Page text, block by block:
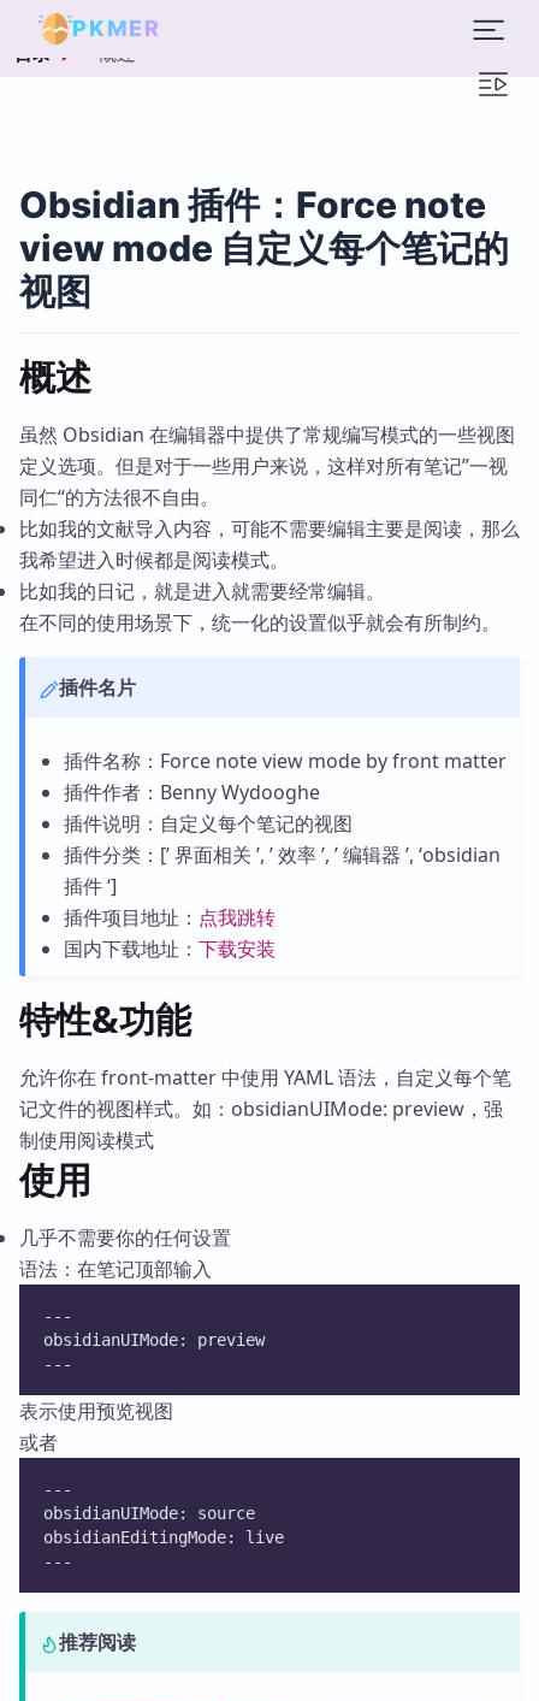
PKMER
目录 概述
Obsidian 插件：Force note
view mode 自定义每个笔记的
视图
概述
虽然 Obsidian 在编辑器中提供了常规编写模式的一些视图
定义选项。但是对于一些用户来说，这样对所有笔记”一视
同仁“的方法很不自由。
比如我的文献导入内容，可能不需要编辑主要是阅读，那么
我希望进入时候都是阅读模式。
比如我的日记，就是进入就需要经常编辑。
在不同的使用场景下，统一化的设置似乎就会有所制约。
插件名片
插件名称：Force note view mode by front matter
插件作者：Benny Wydooghe
插件说明：自定义每个笔记的视图
插件分类：[’ 界面相关 ’, ’ 效率 ’, ’ 编辑器 ’, ‘obsidian
插件 ‘]
插件项目地址： 点我跳转
国内下载地址： 下载安装
特性&功能
允许你在 front-matter 中使用 YAML 语法，自定义每个笔
记文件的视图样式。如：obsidianUIMode: preview，强
制使用阅读模式
使用
几乎不需要你的任何设置
语法：在笔记顶部输入
---
obsidianUIMode: preview
---
表示使用预览视图
或者
---
obsidianUIMode: source
obsidianEditingMode: live
---
推荐阅读